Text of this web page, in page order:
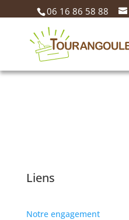
06 16 86 58 88
Liens
Notre engagement